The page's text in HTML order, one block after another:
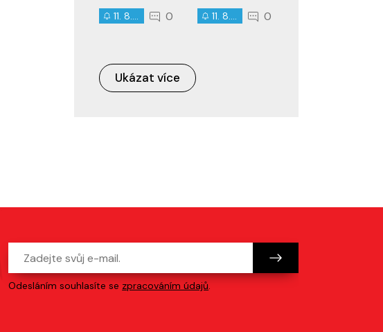
11. 8. 2026 0 11. 8. 2026 0
Ukázat více
Odesláním souhlasíte se zpracováním údajů.